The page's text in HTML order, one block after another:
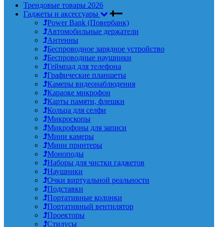
Трендовые товары 2026
Гаджеты и аксессуары
Power Bank (Повербанк)
Автомобильные держатели
Антенны
Беспроводное зарядное устройство
Беспроводные наушники
Геймпад для телефона
Графические планшеты
Камеры видеонаблюдения
Караоке микрофон
Карты памяти, флешки
Кольца для селфи
Микроскопы
Микрофоны для записи
Мини камеры
Мини принтеры
Моноподы
Наборы для чистки гаджетов
Наушники
Очки виртуальной реальности
Подставки
Портативные колонки
Портативный вентилятор
Проекторы
Стилусы